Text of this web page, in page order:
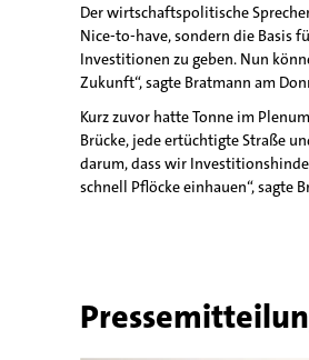
Der wirtschaftspolitische
Nice-to-have, sondern die Basis
Investitionen zu geben. Nun
Zukunft“, sagte Bratmann am
Kurz zuvor hatte Tonne im
Brücke, jede ertüchtigte Straße
darum, dass wir
schnell Pflöcke einhauen“, sagte